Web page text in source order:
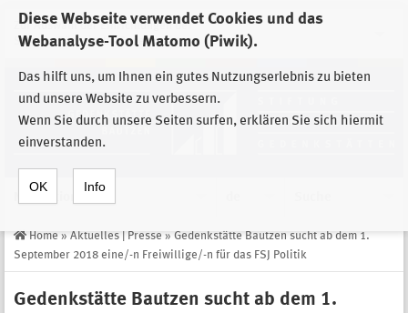
Diese Webseite verwendet Cookies und das
Webanalyse-Tool Matomo (Piwik).
Das hilft uns, um Ihnen ein gutes Nutzungserlebnis zu bieten
und unsere Website zu verbessern.
Wenn Sie durch unsere Seiten surfen, erklären Sie sich hiermit
einverstanden.
OK Info
Zur Auswahl der Einrichtungen der
Stiftung Sächsische Gedenkstätten
Home » Aktuelles | Presse » Gedenkstätte Bautzen sucht ab dem 1.
September 2018 eine/-n Freiwillige/-n für das FSJ Politik
Gedenkstätte Bautzen sucht ab dem 1.